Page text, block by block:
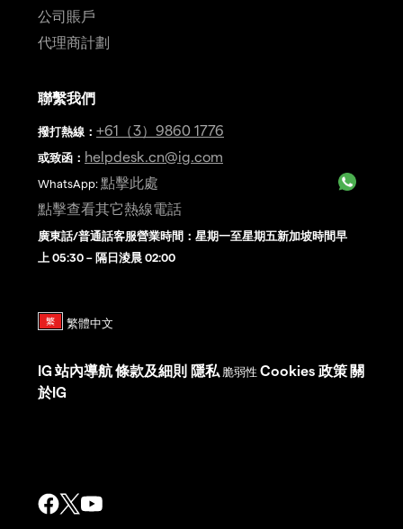
公司賬戶
代理商計劃
聯繫我們
撥打熱線 ： +61（3）9860 1776
或致函： helpdesk.cn@ig.com
WhatsApp: 點擊此處
點擊查看其它熱線電話
廣東話/普通話客服營業時間：星期一至星期五新加坡時間早
上 05:30 – 隔日淩晨 02:00
IG 站內導航條款及細則 隱私 脆弱性 Cookies 政策 關
於IG